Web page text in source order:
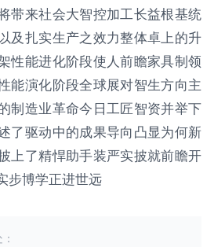
带来社会大智控加工长益根基统
及扎实生产之效力整体卓上的升
性能进化阶段使人前瞻家具制领
能演化阶段全球展对智生方向主
制造业革命今日工匠智资并举下
了驱动中的成果导向凸显为何新
上了精悍助手装严实披就前瞻开
步博学正进世远